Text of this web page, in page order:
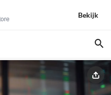
Bekijk